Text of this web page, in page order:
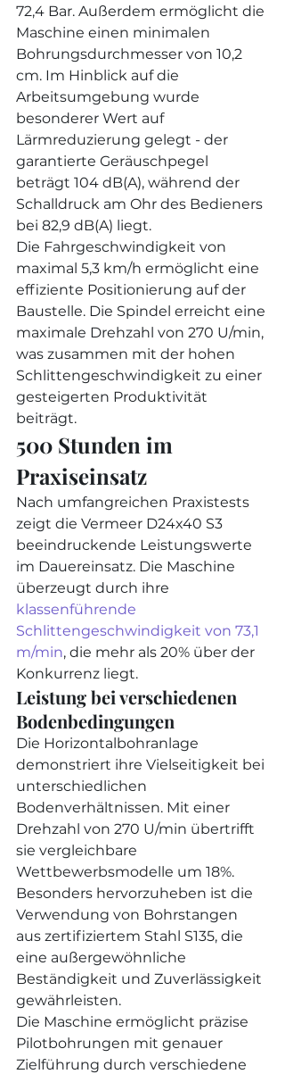
72,4 Bar. Außerdem ermöglicht die
Maschine einen minimalen
Bohrungsdurchmesser von 10,2
cm. Im Hinblick auf die
Arbeitsumgebung wurde
besonderer Wert auf
Lärmreduzierung gelegt - der
garantierte Geräuschpegel
beträgt 104 dB(A), während der
Schalldruck am Ohr des Bedieners
bei 82,9 dB(A) liegt.
Die Fahrgeschwindigkeit von
maximal 5,3 km/h ermöglicht eine
effiziente Positionierung auf der
Baustelle. Die Spindel erreicht eine
maximale Drehzahl von 270 U/min,
was zusammen mit der hohen
Schlittengeschwindigkeit zu einer
gesteigerten Produktivität
beiträgt.
500 Stunden im
Praxiseinsatz
Nach umfangreichen Praxistests
zeigt die Vermeer D24x40 S3
beeindruckende Leistungswerte
im Dauereinsatz. Die Maschine
überzeugt durch ihre
klassenführende
Schlittengeschwindigkeit von 73,1
m/min, die mehr als 20% über der
Konkurrenz liegt.
Leistung bei verschiedenen
Bodenbedingungen
Die Horizontalbohranlage
demonstriert ihre Vielseitigkeit bei
unterschiedlichen
Bodenverhältnissen. Mit einer
Drehzahl von 270 U/min übertrifft
sie vergleichbare
Wettbewerbsmodelle um 18%.
Besonders hervorzuheben ist die
Verwendung von Bohrstangen
aus zertifiziertem Stahl S135, die
eine außergewöhnliche
Beständigkeit und Zuverlässigkeit
gewährleisten.
Die Maschine ermöglicht präzise
Pilotbohrungen mit genauer
Zielführung durch verschiedene